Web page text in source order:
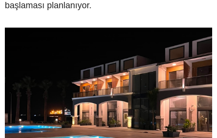
başlaması planlanıyor.